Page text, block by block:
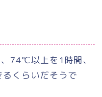
74℃以上を1時間、
くらいだそうで